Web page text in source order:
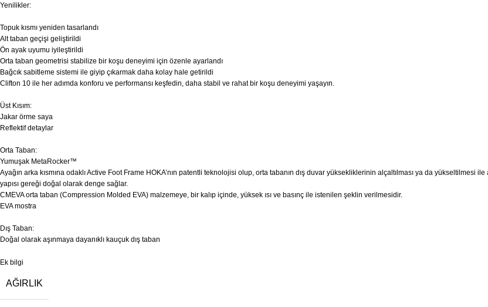
Yenilikler:
Topuk kısmı yeniden tasarlandı
Alt taban geçişi geliştirildi
Ön ayak uyumu iyileştirildi
Orta taban geometrisi stabilize bir koşu deneyimi için özenle ayarlandı
Bağcık sabitleme sistemi ile giyip çıkarmak daha kolay hale getirildi
Clifton 10 ile her adımda konforu ve performansı keşfedin, daha stabil ve rahat bir koşu deneyimi yaşayın.
Üst Kısım:
Jakar örme saya
Reflektif detaylar
Orta Taban:
Yumuşak MetaRocker™
Ayağın arka kısmına odaklı Active Foot Frame HOKA’nın patentli teknolojisi olup, orta tabanın dış duvar yüksekliklerinin alçaltılması ya da yükseltilmesi
yapısı gereği doğal olarak denge sağlar.
CMEVA orta taban (Compression Molded EVA) malzemeye, bir kalıp içinde, yüksek ısı ve basınç ile istenilen şeklin verilmesidir.
EVA mostra
Dış Taban:
Doğal olarak aşınmaya dayanıklı kauçuk dış taban
Ek bilgi
AĞIRLIK